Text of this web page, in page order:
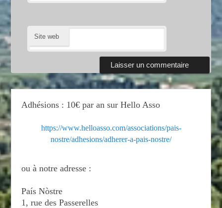
Site web
Adhésions : 10€ par an sur Hello Asso
https://www.helloasso.com/associations/pais-
nostre/adhesions/adherer-a-pais-nostre/
ou à notre adresse :
País Nòstre
1, rue des Passerelles